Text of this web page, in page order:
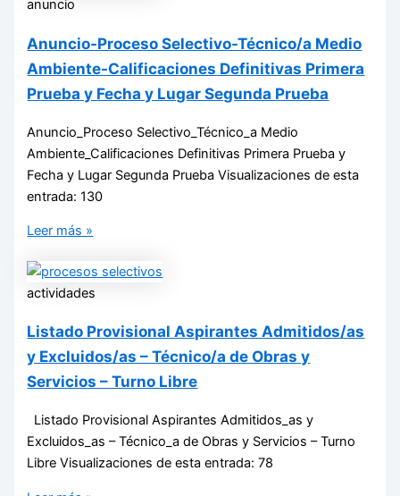
anuncio
Anuncio-Proceso Selectivo-Técnico/a Medio
Ambiente-Calificaciones Definitivas Primera
Prueba y Fecha y Lugar Segunda Prueba
Anuncio_Proceso Selectivo_Técnico_a Medio
Ambiente_Calificaciones Definitivas Primera Prueba y
Fecha y Lugar Segunda Prueba Visualizaciones de esta
entrada: 130
Leer más »
actividades
Listado Provisional Aspirantes Admitidos/as
y Excluidos/as – Técnico/a de Obras y
Servicios – Turno Libre
Listado Provisional Aspirantes Admitidos_as y
Excluidos_as – Técnico_a de Obras y Servicios – Turno
Libre Visualizaciones de esta entrada: 78